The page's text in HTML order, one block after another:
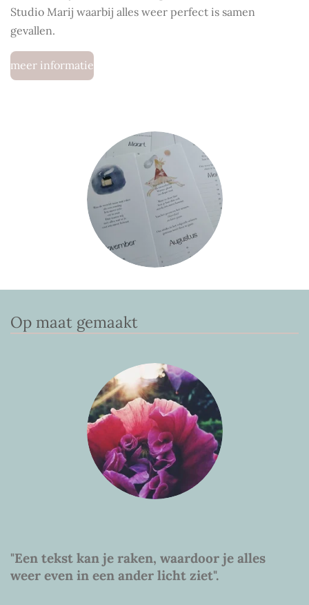
Studio Marij waarbij alles weer perfect is samen
gevallen.
meer informatie
Op maat gemaakt
"Een tekst kan je raken, waardoor je alles
weer even in een ander licht ziet".